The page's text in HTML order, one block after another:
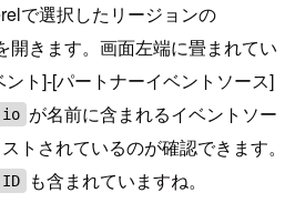
で選択したリージョンの
開きます。画面左端に畳まれてい
ト]-[パートナーイベントソース]
が名前に含まれるイベントソー
トされているのが確認できます。
ID も含まれていますね。